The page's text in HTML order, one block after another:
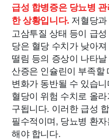
급성 합병증은 당뇨병
한 상황입니다. 저혈당
고삼투질 상태 등이 급
당은 혈당 수치가 낮아
떨림 등의 증상이 나타
산증은 인슐린이 부족할
변화가 동반될 수 있습
혈당이 위험 수치로 올
구됩니다. 이러한 급성
필수적이며, 당뇨병 환
해야 합니다.